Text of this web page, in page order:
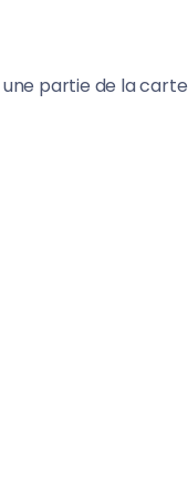
une partie de la carte